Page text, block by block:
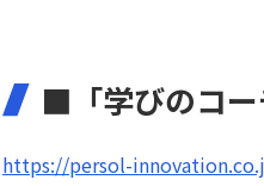
■「学びのコー
https://persol-